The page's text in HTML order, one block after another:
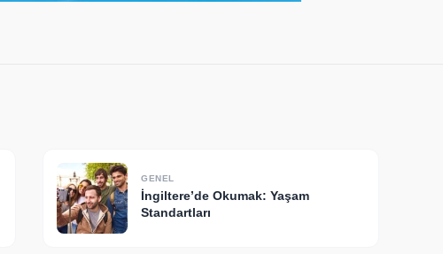
GENEL
İngiltere’de Okumak: Yaşam
Standartları